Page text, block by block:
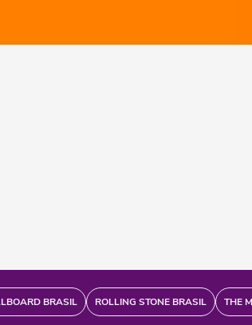
BRASIL ROLLING STONE BRASIL THE